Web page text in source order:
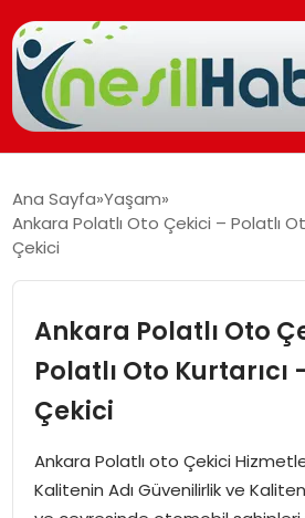
GÜNCEL
SOSYAL HABER
SPOR
Ana Sayfa Yaşam
Ankara Polatlı Oto Çekici – Polatlı
Çekici
Ankara Polatlı Oto
Polatlı Oto Kurtarıcı
Çekici
Ankara Polatlı oto Çekici
Kalitenin Adı Güvenilirlik ve